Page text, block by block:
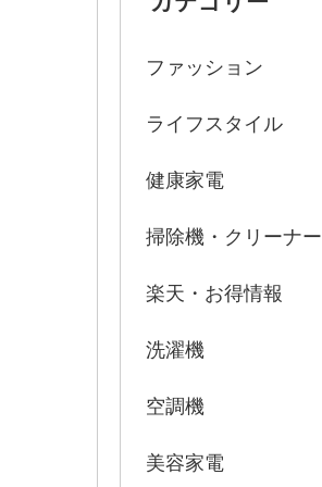
ファッション
ライフスタイル
健康家電
掃除機・クリーナー
楽天・お得情報
洗濯機
空調機
美容家電